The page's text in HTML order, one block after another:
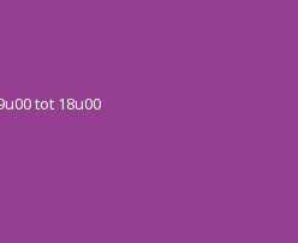
tot 18u00